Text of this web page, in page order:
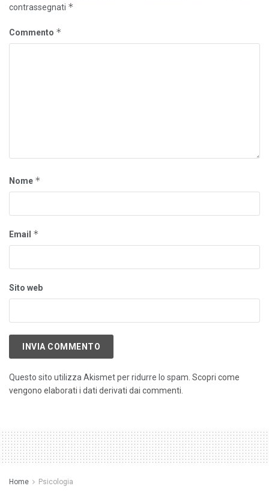
contrassegnati *
Commento *
Nome *
Email *
Sito web
Questo sito utilizza Akismet per ridurre lo spam. Scopri come
vengono elaborati i dati derivati dai commenti
Home Psicologia